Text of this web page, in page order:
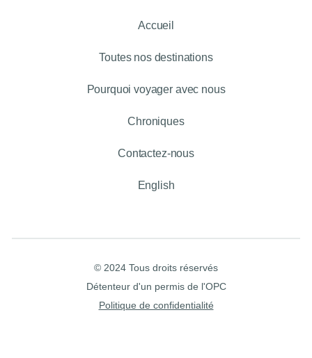
Accueil
Toutes nos destinations
Pourquoi voyager avec nous
Chroniques
Contactez-nous
English
© 2024 Tous droits réservés
Détenteur d'un permis de l'OPC
Politique de confidentialité